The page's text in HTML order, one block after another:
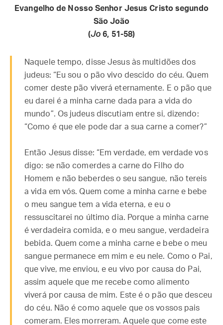
Evangelho de Nosso Senhor Jesus Cristo segundo
São João
(Jo 6, 51-58)
Naquele tempo, disse Jesus às multidões dos
judeus: “Eu sou o pão vivo descido do céu. Quem
comer deste pão viverá eternamente. E o pão que
eu darei é a minha carne dada para a vida do
mundo”. Os judeus discutiam entre si, dizendo:
“Como é que ele pode dar a sua carne a comer?”
Então Jesus disse: “Em verdade, em verdade vos
digo: se não comerdes a carne do Filho do
Homem e não beberdes o seu sangue, não tereis
a vida em vós. Quem come a minha carne e bebe
o meu sangue tem a vida eterna, e eu o
ressuscitarei no último dia. Porque a minha carne
é verdadeira comida, e o meu sangue, verdadeira
bebida. Quem come a minha carne e bebe o meu
sangue permanece em mim e eu nele. Como o Pai,
que vive, me enviou, e eu vivo por causa do Pai,
assim aquele que me recebe como alimento
viverá por causa de mim. Este é o pão que desceu
do céu. Não é como aquele que os vossos pais
comeram. Eles morreram. Aquele que come este